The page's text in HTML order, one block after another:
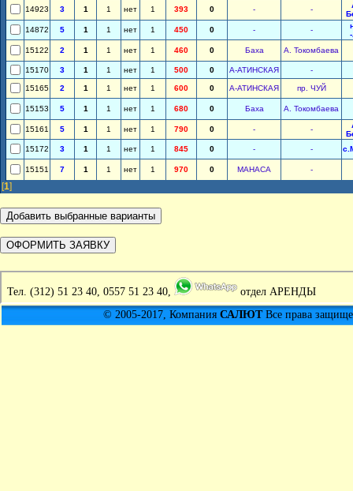
14923 3 1 1 нет 1 393 0 - -
14872
5 1 1 нет 1 450 0 - -
15122
2 1 1 нет 1 460 0 Баха А. Токомбаева
15170 3 1 1 нет 1 500 0 А-АТИНСКАЯ -
15165 2 1 1 нет 1 600 0 А-АТИНСКАЯ пр. ЧУЙ
15153 5 1 1 нет 1 680 0 Баха А. Токомбаева
15161 5 1 1 нет 1 790 0 - -
15172
3 1 1 нет 1 845 0 - -
15151 7 1 1 нет 1 970 0 МАНАСА -
[1]
Тел. (312) 51 23 40, 0557 51 23 40,
отдел АРЕНДЫ
© 2005-2017, Компания САЛЮТВсе права